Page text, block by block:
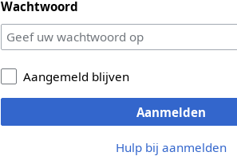
Wachtwoord
Aangemeld blijven
Aanmelden
Hulp bij aanmelden